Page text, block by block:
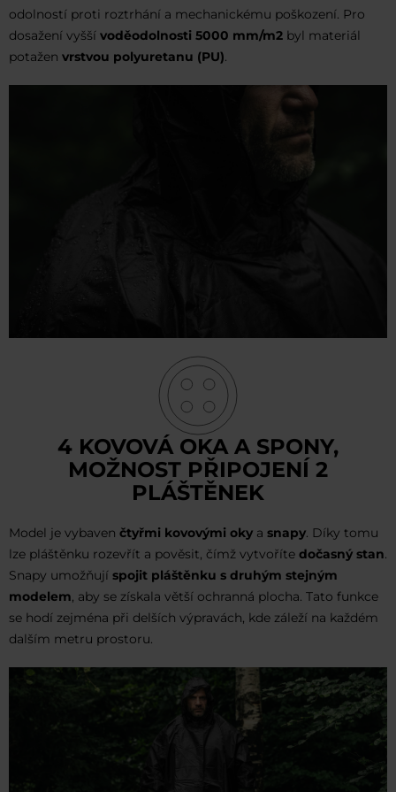
odolností proti roztrhání a mechanickému poškození. Pro
dosažení vyšší voděodolnosti 5000 mm/m2 byl materiál
potažen vrstvou polyuretanu (PU).
4 KOVOVÁ OKA A SPONY,
MOŽNOST PŘIPOJENÍ 2
PLÁŠTĚNEK
Model je vybaven čtyřmi kovovými oky a snapy . Díky tomu
lze pláštěnku rozevřít a pověsit, čímž vytvoříte dočasný stan
Snapy umožňují spojit pláštěnku s druhým stejným
modelem , aby se získala větší ochranná plocha. Tato funkce
se hodí zejména při delších výpravách, kde záleží na každém
dalším metru prostoru.